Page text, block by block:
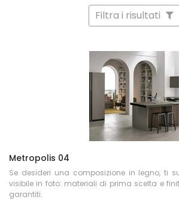
Filtra i risultati
Metropolis 04
Se desideri una composizione in legno, ti
visibile in foto: materiali di prima scelta e
garantiti.